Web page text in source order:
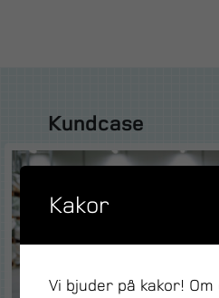
Kundcase
Kakor
Vi bjuder på kakor!